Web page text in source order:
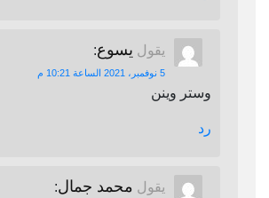
يقول يسوع:
5 نوفمبر، 2021 الساعة 10:21 م
وستر وينن
رد
يقول محمد جمال: